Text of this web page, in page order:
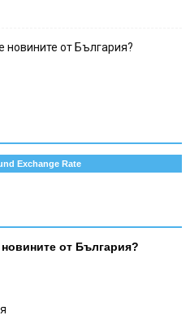
новините от България?
Exchange Rate
от България?